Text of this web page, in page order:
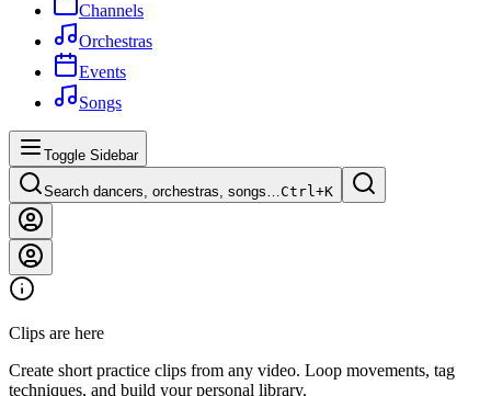
Channels
Orchestras
Events
Songs
Toggle Sidebar
Search dancers, orchestras, songs…Ctrl+K
Clips are here
Create short practice clips from any video. Loop movements, tag
techniques, and build your personal library.